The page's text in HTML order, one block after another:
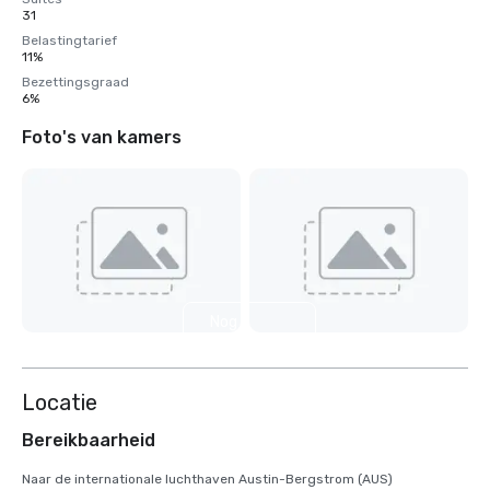
31
Belastingtarief
11%
Bezettingsgraad
6%
Foto's van kamers
Locatie
Bereikbaarheid
Naar de internationale luchthaven Austin-Bergstrom (AUS)